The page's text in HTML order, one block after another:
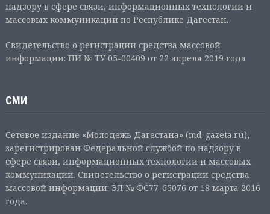
надзору в сфере связи, информационных технологий и
массовых коммуникаций по Республике Дагестан.
Свидетельство о регистрации средства массовой
информации: ПИ № ТУ 05-00409 от 22 апреля 2019 года
СМИ
Сетевое издание «Молодежь Дагестана» (md-gazeta.ru),
зарегистрирован Федеральной службой по надзору в
сфере связи, информационных технологий и массовых
коммуникаций. Свидетельство о регистрации средства
массовой информации: ЭЛ № ФС77-65076 от 18 марта 2016
года.